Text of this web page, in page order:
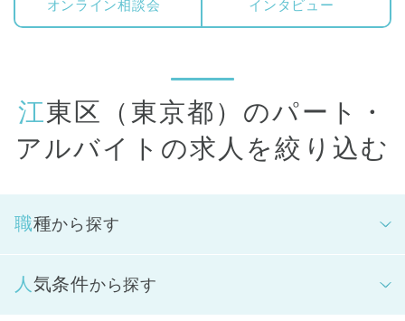
ゆくゆくは正社員を目指すことも可能です。
オンライン相談会
インタビュー
江東区（東京都）のパート・
アルバイトの求人を絞り込む
職種から探す
人気条件から探す